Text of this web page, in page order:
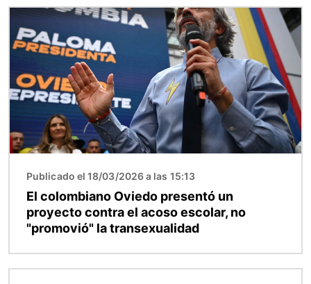
Imagen
Publicado el 18/03/2026 a las 15:13
El colombiano Oviedo presentó un
proyecto contra el acoso escolar, no
"promovió" la transexualidad